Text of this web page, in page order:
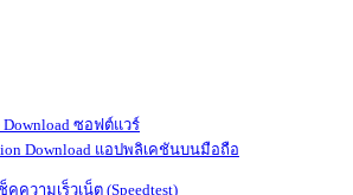
ซอฟต์แวร์
แอปพลิเคชันบนมือถือ
คความเร็วเน็ต (Speedtest)